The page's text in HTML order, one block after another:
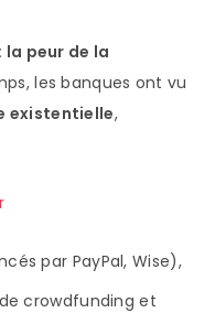
peur de la
les banques ont vu
existentielle,
par PayPal, Wise),
crowdfunding et